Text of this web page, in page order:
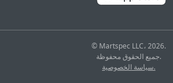
© Martspec LLC، 2026.
جميع الحقوق محفوظة.
سياسة الخصوصية.